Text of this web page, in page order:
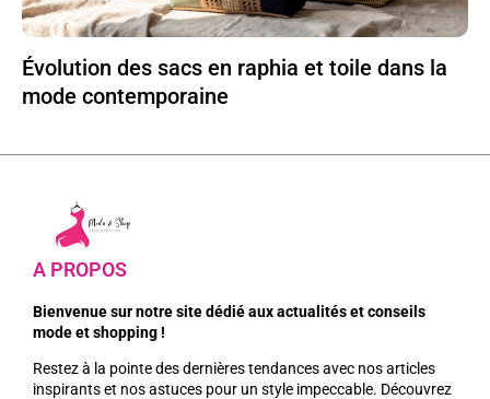
Évolution des sacs en raphia et toile dans la
mode contemporaine
A PROPOS
Bienvenue sur notre site dédié aux actualités et conseils
mode et shopping !
Restez à la pointe des dernières tendances avec nos articles
inspirants et nos astuces pour un style impeccable. Découvrez